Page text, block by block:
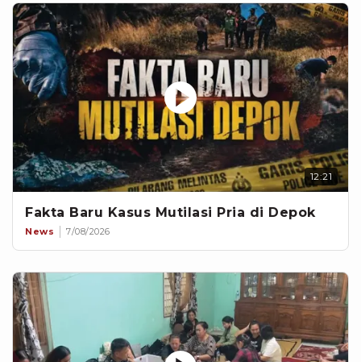
12:21
Fakta Baru Kasus Mutilasi Pria di Depok
News 7/08/2026